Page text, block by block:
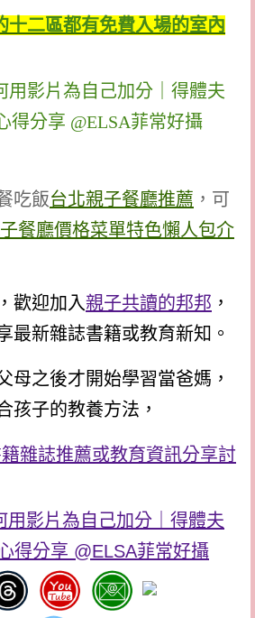
十二區都有免費入場的室內
吃飯台北親子餐廳推薦 ，可
餐廳價格菜單特色懶人包介
歡迎加入親子共讀的邦邦 ，
最新雜誌書籍或教育新知。
母之後才開始學習當爸媽，
孩子的教養方法，
雜誌推薦或教育資訊分享討